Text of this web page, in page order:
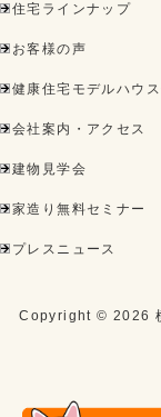
住宅ラインナップ
お客様の声
健康住宅モデルハウ
会社案内・アクセス
建物見学会
家造り無料セミナー
プレスニュース
Copyright ©2026